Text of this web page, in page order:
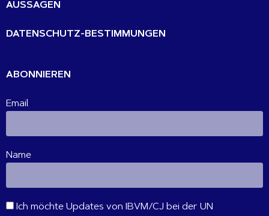
AUSSAGEN
DATENSCHUTZ-BESTIMMUNGEN
ABONNIEREN
Email
Name
Ich möchte Updates von IBVM/CJ bei der UN